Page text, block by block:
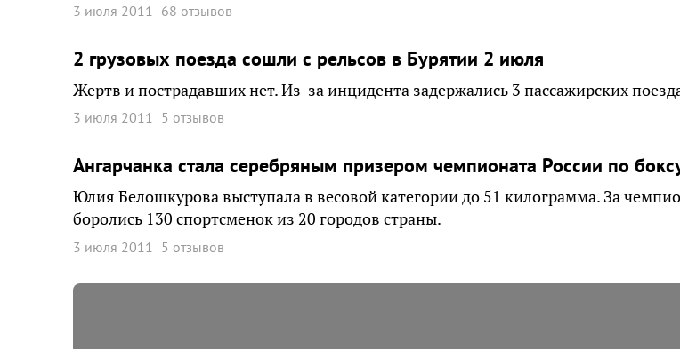
3 июля 2011 68 отзывов
2 грузовых поезда сошли с рельсов в Бурятии 2 июля
Жертв и пострадавших нет. Из-за инцидента задержались 3 пассажирских
3 июля 2011 5 отзывов
Ангарчанка стала серебряным призером чемпионата России по
Юлия Белошкурова выступала в весовой категории до 51 килограмма. За
боролись 130 спортсменок из 20 городов страны.
3 июля 2011 5 отзывов